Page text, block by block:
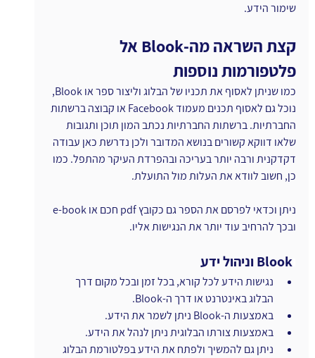
שימור הידע.
קצת השראה מה-Blook אל
פלטפורמות נוספות
כמו שניתן לאסוף את תכניו של הבלוג וליצור ספר או Blook,
נוכל גם לאסוף תכנים מעמוד Facebook או קבוצה ברשתות
החברתיות. ברשתות החברתיות נכתב המון תוכן ותגובות
שלאו דווקא קשורים בנושא המדובר ולכן נדרשת כאן עבודה
דקדקנית ורבה יותר בעריכה ובהפרדת העיקר מהתפל. כמו
כן, חשוב לוודא את העלות מול התועלת.
ניתן וכדאי לפרסם את הספר גם כקובץ pdf חכם או e-book
ובכך להרחיב עוד יותר את הנגישות אליו.
Blook וניהול ידע
נגישות הידע לכל קורא, בכל זמן ובכל מקום דרך
הבלוג באינטרנט או דרך ה-Blook.
באמצעות ה-Blook ניתן לשמר את הידע.
באמצעות צורתו הבלוגית ניתן לנהל את הידע.
ניתן גם להמשיך ולפתח את הידע בפלטורמת הבלוג